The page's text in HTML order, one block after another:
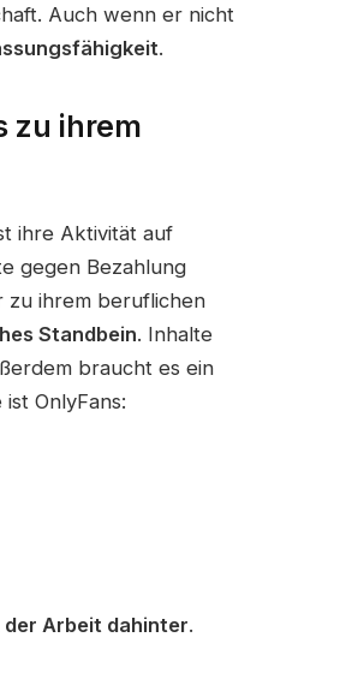
Auch wenn er nicht
.
zu ihrem
ihre Aktivität auf
gegen Bezahlung
zu ihrem beruflichen
Standbein. Inhalte
braucht es ein
OnlyFans:
Arbeit dahinter.